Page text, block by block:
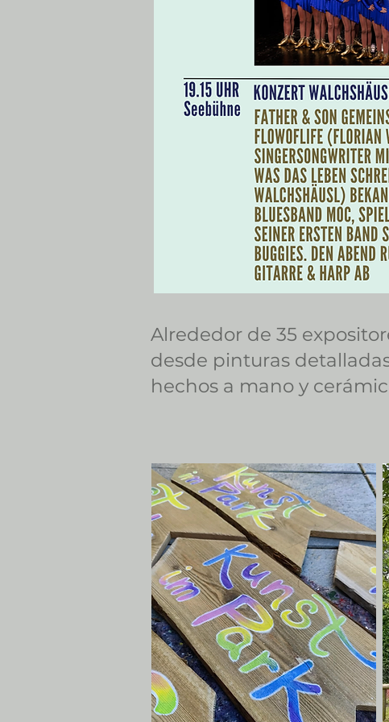
Alrededor de 35
desde pinturas
hechos a mano y